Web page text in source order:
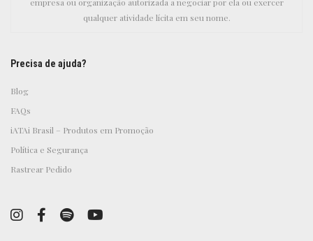
Precisa de ajuda?
Blog
FAQs
iATAi Brasil – Produtos em Promoção
Política e Segurança
Rastrear Pedido